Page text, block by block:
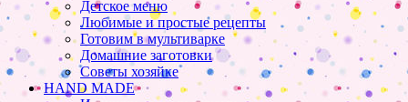
Детское меню
Любимые и простые рецепты
Готовим в мультиварке
Домашние заготовки
Советы хозяйке
HAND MADE